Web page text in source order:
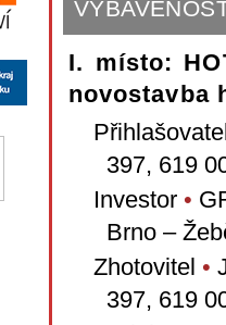
I. místo:
novostavba
397, 619
Investor •
Brno –
Zhotovitel •
397, 619